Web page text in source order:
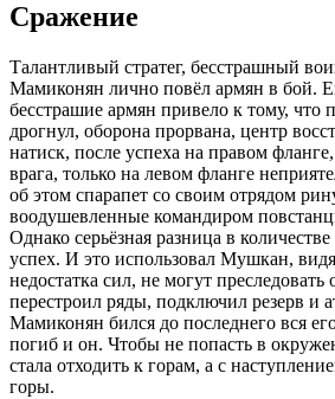
Сражение
Талантливый стратег, бесстрашный
Мамиконян лично повёл армян в бой.
бесстрашие армян привело к тому, что
дрогнул, оборона прорвана, центр
натиск, после успеха на правом
врага, только на левом фланге
об этом спарапет со своим отрядом
воодушевленные командиром
Однако серьёзная разница в количестве
успех. И это использовал Мушкан,
недостатка сил, не могут
перестроил ряды, подключил резерв и
Мамиконян бился до последнего вся
погиб и он. Чтобы не попасть в
стала отходить к горам, а с
горы.